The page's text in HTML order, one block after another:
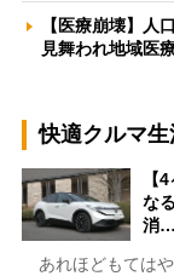
【医療崩壊】人
見舞われ地域
快適クルマ
【
な
消…
あれほどもてはや